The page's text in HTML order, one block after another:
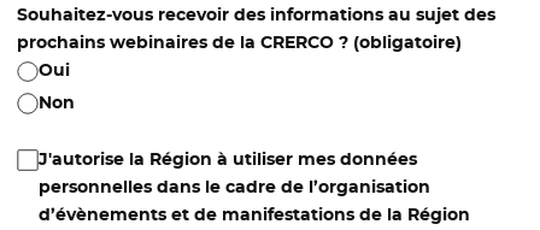
Souhaitez-vous recevoir des informations au sujet des
prochains webinaires de la CRERCO ? (obligatoire)
Oui
Non
J'autorise la Région à utiliser mes données
personnelles dans le cadre de l’organisation
d’évènements et de manifestations de la Région